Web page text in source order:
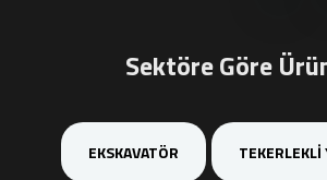
Sektöre Göre
EKSKAVATÖR TEKERLEKLI